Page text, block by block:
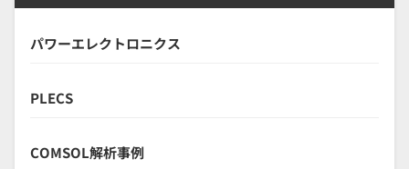
パワーエレクトロニクス
PLECS
COMSOL解析事例